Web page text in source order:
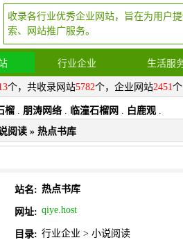
收录各行业优秀企业网站，旨在为用户
索、网站推广服务。
行业企业 生活服
个，共收录网站5782个，企业网站2451个
榴 . 朋涛网络 . 临潼石榴网 . 白鹿观 .
阅读 » 热点书库
站名: 热点书库
网址: qiye.host
目录: 行业企业 > 小说阅读